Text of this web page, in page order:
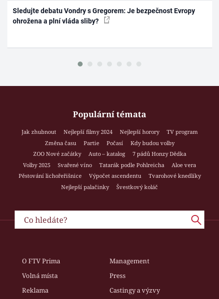
Sledujte debatu Vondry s Gregorem: Je bezpečnost Evropy
ohrožena a plní vláda sliby?
Populární témata
Jak zhubnout Nejlepší filmy 2024 Nejlepší horory
TV program
Změna času
Partie Počasí
Kdy budou volby
ZOO Nové začátky
Auto – katalog
7 pádů Honzy Dědka
Volby 2025
Svařené víno Tatarák podle Pohlreicha
Aloe vera
Pěstování lichořeřišnice
Výpočet ascendentu
Tvarohové knedlíky
Nejlepší palačinky
Švestkový koláč
O FTV Prima
Management
Volná místa
Press
Reklama
Castingy a výzvy